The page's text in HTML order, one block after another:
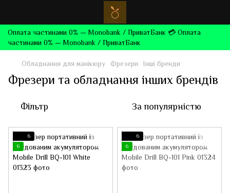
Оплата частинами 0% — Monobank / ПриватБанк 💳 Оплата
частинами 0% — Monobank / ПриватБанк
Обладнання для манікюру Фрезери Інші бренди
Фрезери та обладнання інших брендів
Фільтр За популярністю
6
6
6
6